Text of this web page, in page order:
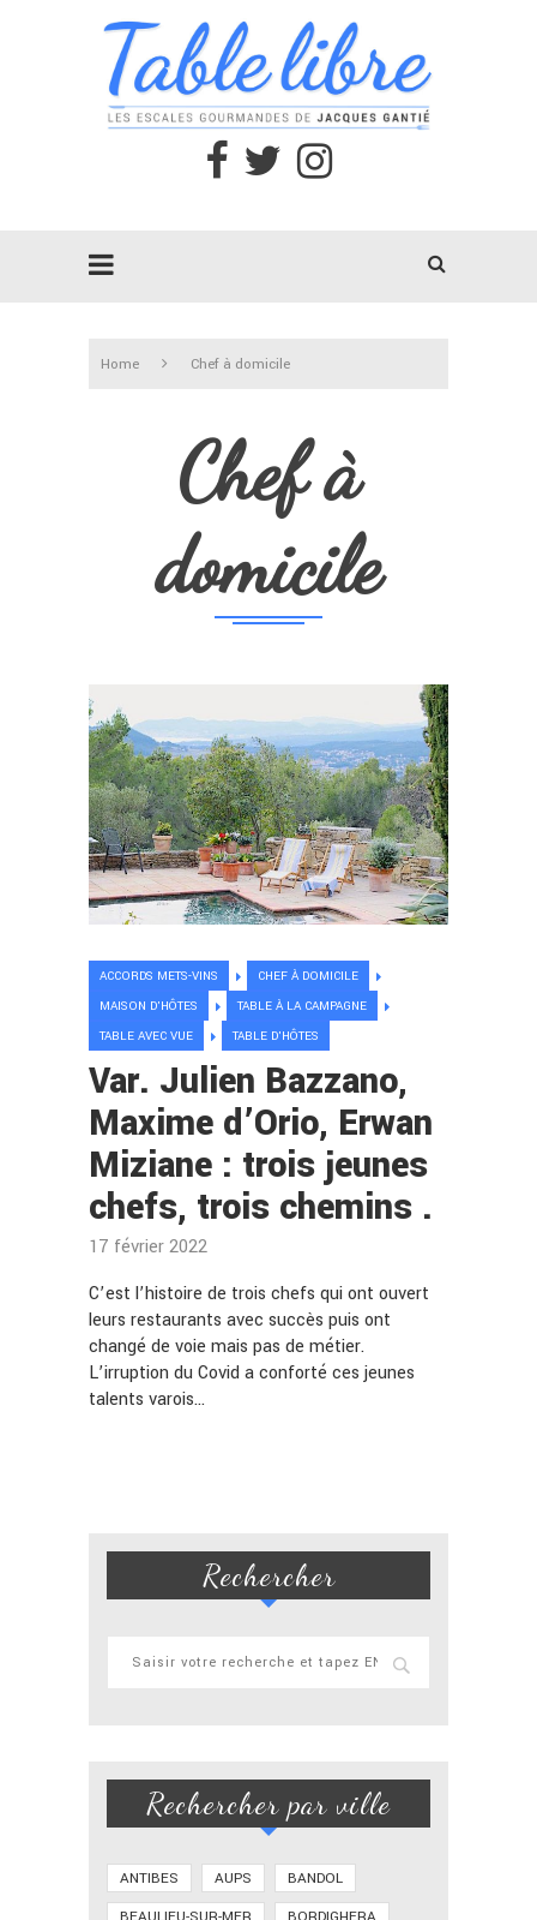
Home Chef à domicile
Chef à
domicile
ACCORDS METS-VINS
CHEF À DOMICILE
MAISON D'HÔTES
TABLE À LA CAMPAGNE
TABLE AVEC VUE
TABLE D'HÔTES
Var. Julien Bazzano,
Maxime d’Orio, Erwan
Miziane : trois jeunes
chefs, trois chemins .
17 février 2022
C’est l’histoire de trois chefs qui ont ouvert
leurs restaurants avec succès puis ont
changé de voie mais pas de métier.
L’irruption du Covid a conforté ces jeunes
talents varois…
Rechercher
Rechercher par ville
ANTIBES AUPS
BANDOL